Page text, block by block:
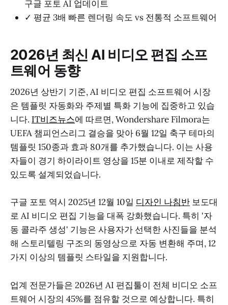
구글 포토 AI 업데이트
✓ 평균 3배 빠른 렌더링 속도 vs 전통적 소프트웨어
2026년 최신 AI 비디오 편집 소프
트웨어 동향
2026년 상반기 기준, AI 비디오 편집 소프트웨어 시장
은 템플릿 자동화와 주제별 특화 기능에 집중하고 있습
니다. IT비즈뉴스에 따르면, Wondershare Filmora는
UEFA 챔피언스리그 결승을 맞아 6월 12일 축구 테마의
템플릿 150종과 효과 80개를 추가했습니다. 이는 사용
자들이 경기 하이라이트 영상을 15분 이내로 제작할 수
있도록 설계되었습니다.
구글 포토 역시 2025년 12월 10일 디자인 나침반 보도대
로 AI 비디오 편집 기능을 대폭 강화했습니다. 특히 '자
동 콜라주 생성' 기능은 사용자가 선택한 사진들을 분석
해 스토리텔링 구조의 동영상으로 자동 변환해 주며, 12
가지 이상의 템플릿 스타일을 지원합니다.
업계 전문가들은 2026년 AI 편집툴이 전체 비디오 소프
트웨어 시장의 45%를 점유할 것으로 예상합니다. 특히